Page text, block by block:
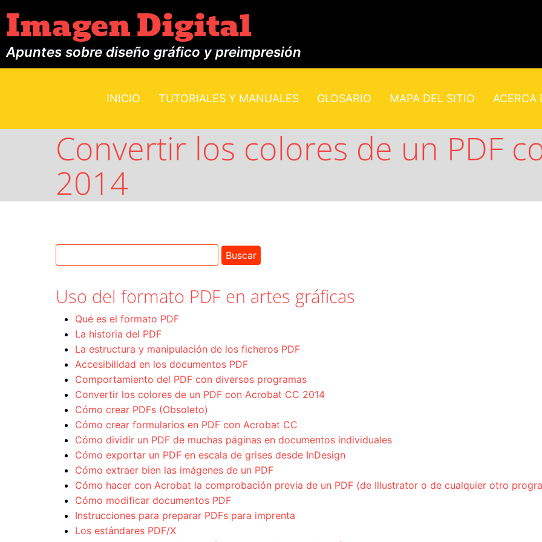
Imagen Digital
Apuntes sobre diseño gráfico y preimpresión
INICIO TUTORIALES Y MANUALES GLOSARIO MAPA DEL SITIO ACERCA
Convertir los colores de un PDF
2014
Uso del formato PDF en artes gráficas
Qué es el formato PDF
La historia del PDF
La estructura y manipulación de los ficheros PDF
Accesibilidad en los documentos PDF
Comportamiento del PDF con diversos programas
Convertir los colores de un PDF con Acrobat CC 2014
Cómo crear PDFs (Obsoleto)
Cómo crear formularios en PDF con Acrobat CC
Cómo dividir un PDF de muchas páginas en documentos individuales
Cómo exportar un PDF en escala de grises desde InDesign
Cómo extraer bien las imágenes de un PDF
Cómo hacer con Acrobat la comprobación previa de un PDF (de Illustrator o de cualquier otro
Cómo modificar documentos PDF
Instrucciones para preparar PDFs para imprenta
Los estándares PDF/X